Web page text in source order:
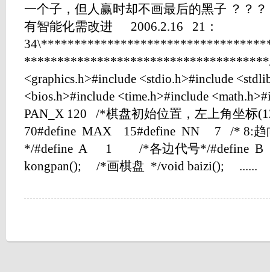
一个子，但人赢时却不画最后的黑子 ？
有智能化需改进 2006.2.16 21：
*************************************//
<graphics.h>#include <stdio.h>#include
<bios.h>#include <time.h>#include
PAN_X 120 /*棋盘初始位置，左上角坐标
70#define MAX 15#define NN 7 /* 8:趋
*/#define A 1 /*各边代号*/#define B
kongpan(); /*画棋盘 */void baizi(); ......